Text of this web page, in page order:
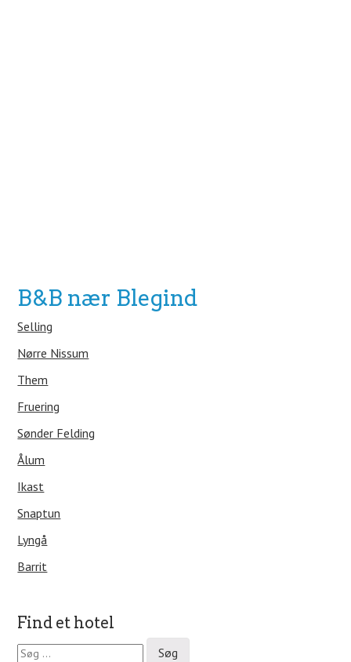
B&B nær Blegind
Selling
Nørre Nissum
Them
Fruering
Sønder Felding
Ålum
Ikast
Snaptun
Lyngå
Barrit
Find et hotel
S